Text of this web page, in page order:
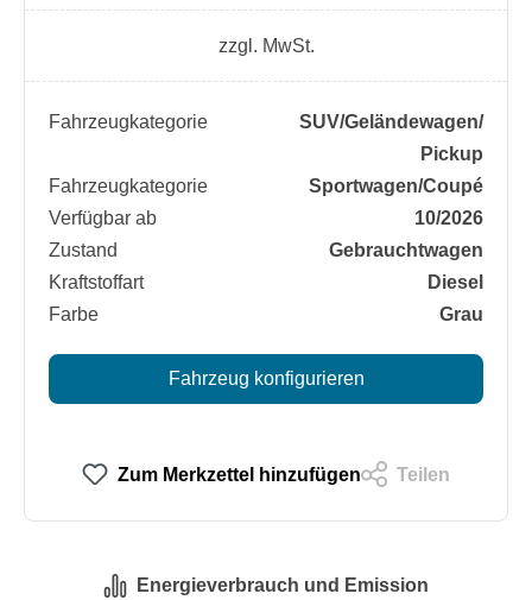
zzgl. MwSt.
Fahrzeugkategorie
SUV/​Geländewagen/​
Pickup
Fahrzeugkategorie
Sportwagen/​Coupé
Verfügbar ab
10/2026
Zustand
Gebrauchtwagen
Kraftstoffart
Diesel
Farbe
Grau
Fahrzeug konfigurieren
Zum Merkzettel hinzufügen Teilen
Energieverbrauch und Emission